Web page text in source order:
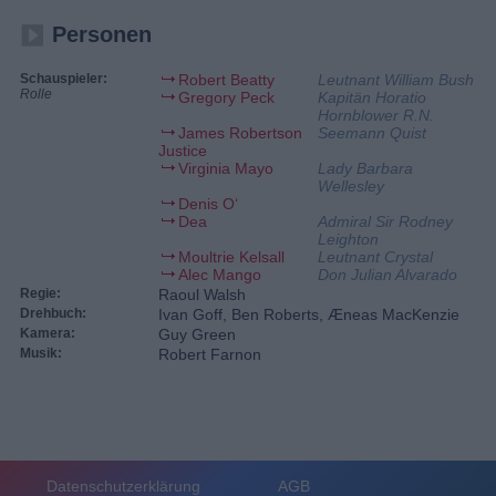
Personen
Schauspieler:
Rolle
Robert Beatty
Leutnant William Bush
Gregory Peck
Kapitän Horatio
Hornblower R.N.
James Robertson
Justice
Seemann Quist
Virginia Mayo
Lady Barbara
Wellesley
Denis O‘
Dea
Admiral Sir Rodney
Leighton
Moultrie Kelsall
Leutnant Crystal
Alec Mango
Don Julian Alvarado
Regie: Raoul Walsh
Drehbuch: Ivan Goff, Ben Roberts, Æneas MacKenzie
Kamera: Guy Green
Musik: Robert Farnon
Datenschutzerklärung
AGB